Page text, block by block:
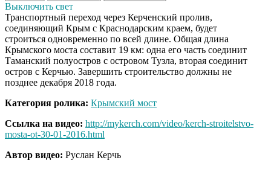
Выключить свет
Транспортный переход через Керченский пролив,
соединяющий Крым с Краснодарским краем, будет
строиться одновременно по всей длине. Общая длина
Крымского моста составит 19 км: одна его часть соединит
Таманский полуостров с островом Тузла, вторая соединит
остров с Керчью. Завершить строительство должны не
позднее декабря 2018 года.
Категория ролика: Крымский мост
Ссылка на видео: http://mykerch.com/video/kerch-stroitelstvo-
mosta-ot-30-01-2016.html
Автор видео: Руслан Керчь